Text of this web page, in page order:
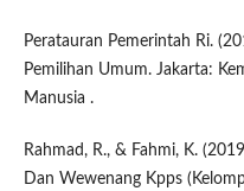
Peratauran Pemerintah Ri.
Pemilihan Umum. Jakarta:
Manusia .
Rahmad, R., & Fahmi, K.
Dan Wewenang Kpps